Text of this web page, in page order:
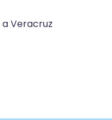
Veracruz